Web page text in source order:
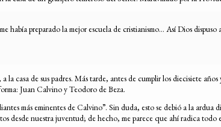
había preparado la mejor escuela de cristianismo… Así Dios
casa de sus padres. Más tarde, antes de cumplir los diecisiete
Juan Calvino y Teodoro de Beza.
más eminentes de Calvino”. Sin duda, esto se debió a la
desde nuestra juventud; de hecho, me parece que ahí radica todo